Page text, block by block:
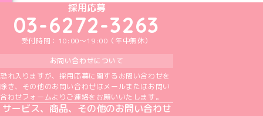
めいどりーみんTikTok公式アカウント
めいどりーみんX公式アカウント
めいどりーみんInstagram公式アカウント
めいどりーみんFacebook公式アカウン
めいどりーみんYouTube公式アカ
採用応募
03-6272-3263
受付時間：10:00～19:00（年中無休）
お問い合わせについて
恐れ入りますが、採用応募に関するお問い合わせを
除き、その他のお問い合わせはメールまたはお問い
合わせフォームよりご連絡をお願いいたします。
サービス、商品、その他のお問い合わせ